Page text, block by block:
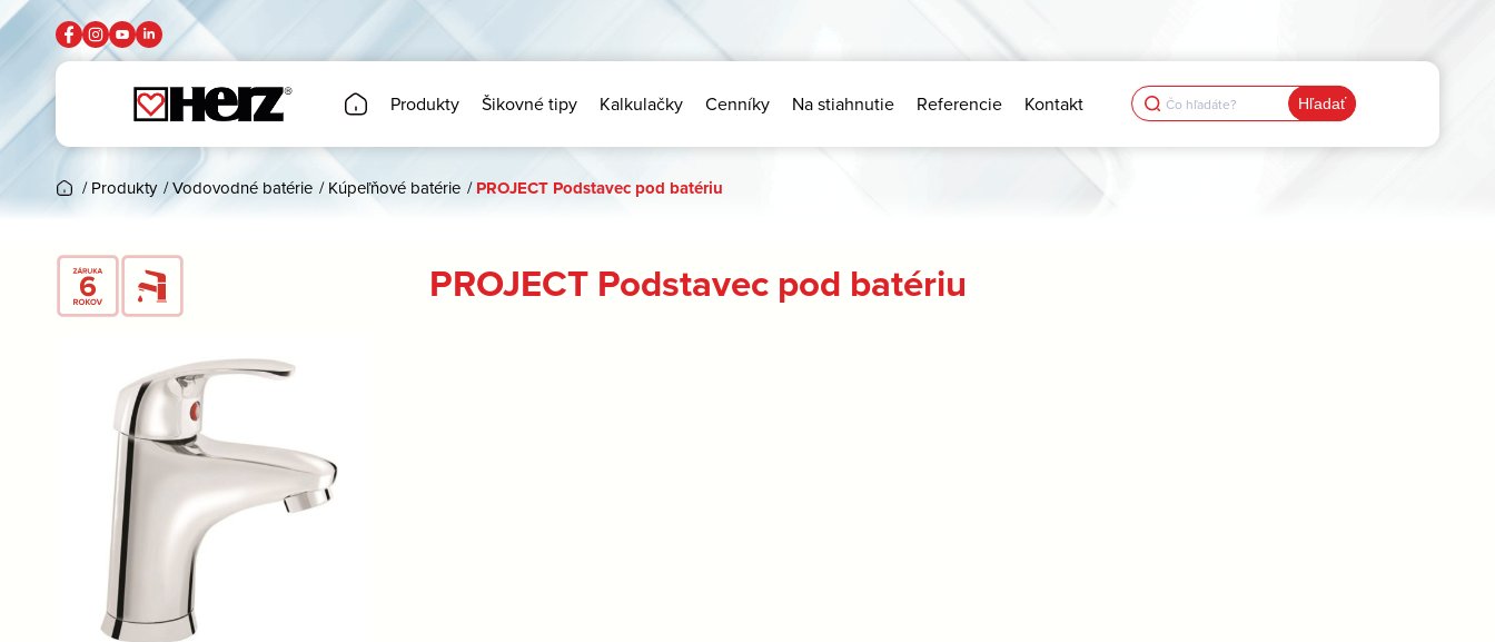
Produkty Šikovné tipy Kalkulačky Cenníky Na stiahnutie Referencie Kontakt Search
for:
/ Produkty /Vodovodné batérie / Kúpeľňové batérie / PROJECT Podstavec pod batériu
PROJECT Podstavec pod batériu